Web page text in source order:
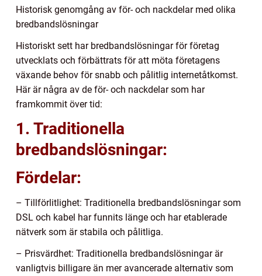
Historisk genomgång av för- och nackdelar med olika
bredbandslösningar
Historiskt sett har bredbandslösningar för företag
utvecklats och förbättrats för att möta företagens
växande behov för snabb och pålitlig internetåtkomst.
Här är några av de för- och nackdelar som har
framkommit över tid:
1. Traditionella
bredbandslösningar:
Fördelar:
– Tillförlitlighet: Traditionella bredbandslösningar som
DSL och kabel har funnits länge och har etablerade
nätverk som är stabila och pålitliga.
– Prisvärdhet: Traditionella bredbandslösningar är
vanligtvis billigare än mer avancerade alternativ som